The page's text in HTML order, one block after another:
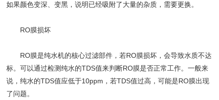
如果颜色变深、变黑，说明已经吸附了大量的杂质，需要更换。
​​RO膜损坏​​
RO膜是纯水机的核心过滤部件，若RO膜损坏，会导致水质不达
标。可以通过检测纯水的TDS值来判断RO膜是否正常工作。一般来
说，纯水的TDS值应低于10ppm，若TDS值过高，可能是RO膜出现
了问题。